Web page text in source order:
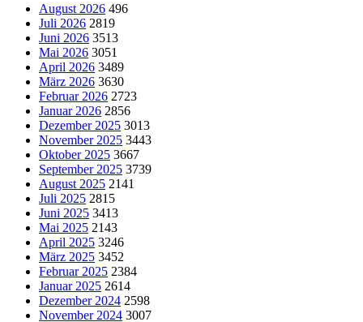
August 2026 496
Juli 2026 2819
Juni 2026 3513
Mai 2026 3051
April 2026 3489
März 2026 3630
Februar 2026 2723
Januar 2026 2856
Dezember 2025 3013
November 2025 3443
Oktober 2025 3667
September 2025 3739
August 2025 2141
Juli 2025 2815
Juni 2025 3413
Mai 2025 2143
April 2025 3246
März 2025 3452
Februar 2025 2384
Januar 2025 2614
Dezember 2024 2598
November 2024 3007